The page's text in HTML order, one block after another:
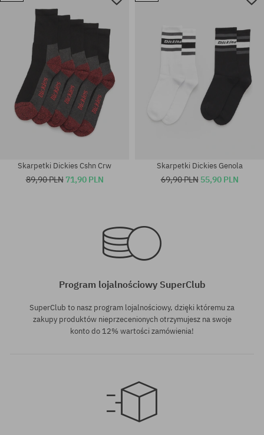
Dostępne rozmiary:
35-38; 39-42; 43-46
35-38; 39-42
Skarpetki Dickies Cshn Crw
89,90 PLN 71,90 PLN
Dostępne rozmiary:
Skarpetki Dickies Genola
69,90 PLN 55,90 PLN
Program lojalnościowy SuperClub
SuperClub to nasz program lojalnościowy, dzięki któremu za
zakupy produktów nieprzecenionych otrzymujesz na swoje
konto do 12% wartości zamówienia!